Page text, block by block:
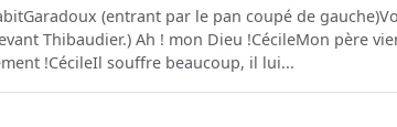
(entrant par le pan coupé de
Thibaudier.) Ah ! mon Dieu !CécileMon père
!CécileIl souffre beaucoup, il lui...